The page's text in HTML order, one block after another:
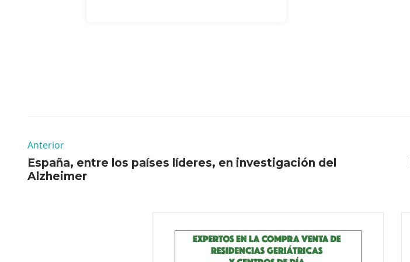
Anterior
España, entre los países líderes, en investigación del
Alzheimer